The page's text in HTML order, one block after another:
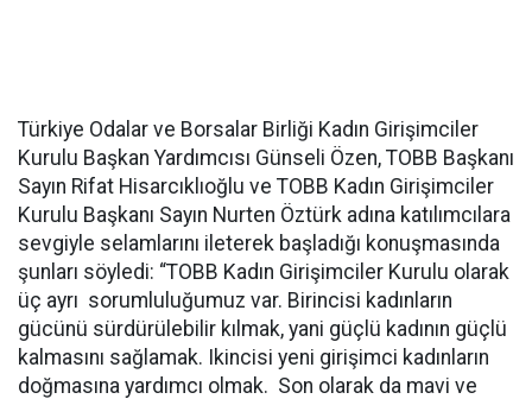
Türkiye Odalar ve Borsalar Birliği Kadın Girişimciler
Kurulu Başkan Yardımcısı Günseli Özen, TOBB Başkanı
Sayın Rifat Hisarcıklıoğlu ve TOBB Kadın Girişimciler
Kurulu Başkanı Sayın Nurten Öztürk adına katılımcılara
sevgiyle selamlarını ileterek başladığı konuşmasında
şunları söyledi: “TOBB Kadın Girişimciler Kurulu olarak
üç ayrı sorumluluğumuz var. Birincisi kadınların
gücünü sürdürülebilir kılmak, yani güçlü kadının güçlü
kalmasını sağlamak. Ikincisi yeni girişimci kadınların
doğmasına yardımcı olmak. Son olarak da mavi ve